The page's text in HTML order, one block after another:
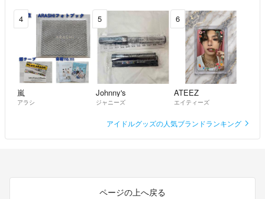
4
嵐
アラシ
5
Johnny's
ジャニーズ
6
ATEEZ
エイティーズ
アイドルグッズの人気ブランドランキング
ページの上へ戻る